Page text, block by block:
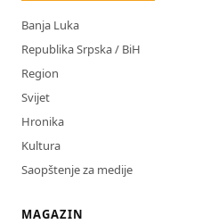
Banja Luka
Republika Srpska / BiH
Region
Svijet
Hronika
Kultura
Saopštenje za medije
MAGAZIN